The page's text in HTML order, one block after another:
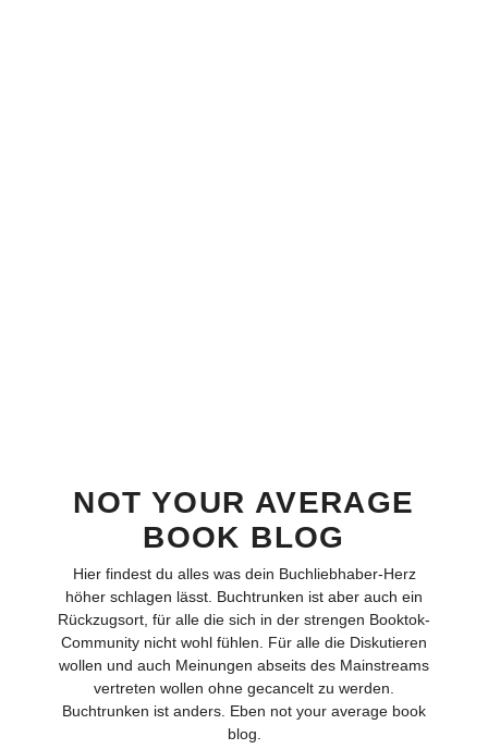
NOT YOUR AVERAGE
BOOK BLOG
Hier findest du alles was dein Buchliebhaber-Herz
höher schlagen lässt. Buchtrunken ist aber auch ein
Rückzugsort, für alle die sich in der strengen Booktok-
Community nicht wohl fühlen. Für alle die Diskutieren
wollen und auch Meinungen abseits des Mainstreams
vertreten wollen ohne gecancelt zu werden.
Buchtrunken ist anders. Eben not your average book
blog.